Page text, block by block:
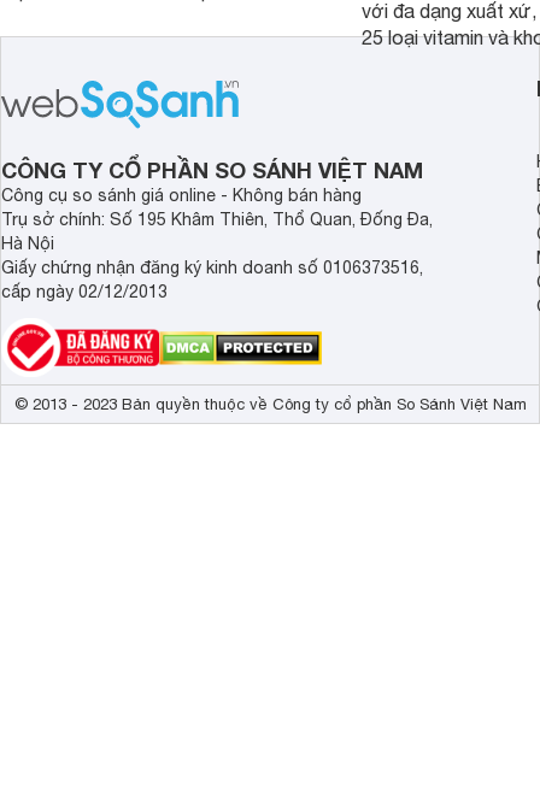
trẻ. Dưới đây là 7 loại sữa nước phát
1 tuổi tốt mà mẹ bỉm nên lựa chọn.
với đa dạng xuất
25 loại vitamin và
CÔNG TY CỔ PHẦN SO SÁNH VIỆT NAM
Công cụ so sánh giá online - Không bán hàng
Trụ sở chính: Số 195 Khâm Thiên, Thổ Quan, Đống Đa,
Hà Nội
Giấy chứng nhận đăng ký kinh doanh số 0106373516,
cấp ngày 02/12/2013
© 2013 - 2023 Bản quyền thuộc về Công ty cổ phần So Sánh Việt Nam